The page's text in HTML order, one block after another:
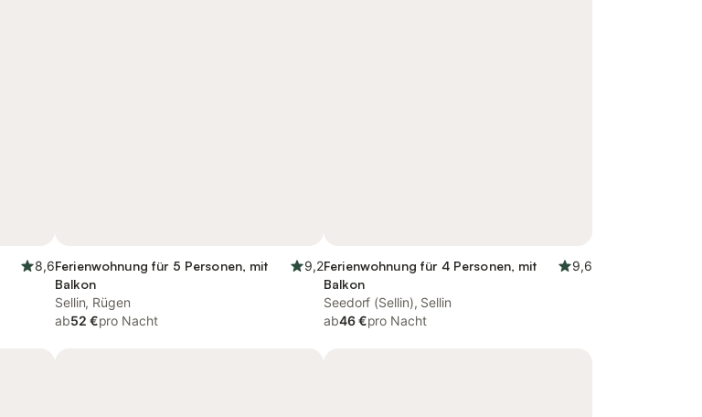
8,6Ferienwohnung für 5 Personen, mit
Balkon
9,2
Sellin, Rügen
ab52 €pro Nacht
Ferienwohnung für 4 Personen, mit
Balkon
9,6
Seedorf (Sellin), Sellin
ab46 €pro Nacht